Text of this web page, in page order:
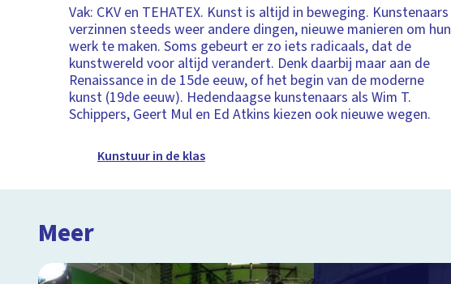
Vak: CKV en TEHATEX. Kunst is altijd in beweging. Kunstenaars
verzinnen steeds weer andere dingen, nieuwe manieren om hun
werk te maken. Soms gebeurt er zo iets radicaals, dat de
kunstwereld voor altijd verandert. Denk daarbij maar aan de
Renaissance in de 15de eeuw, of het begin van de moderne
kunst (19de eeuw). Hedendaagse kunstenaars als Wim T.
Schippers, Geert Mul en Ed Atkins kiezen ook nieuwe wegen.
Kunstuur in de klas
Meer